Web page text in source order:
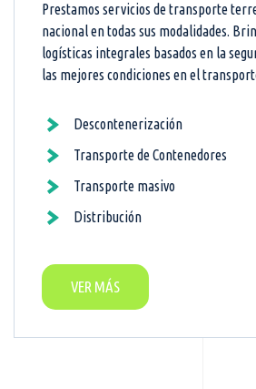
Prestamos servicios de transporte
nacional en todas sus modalidades.
logísticas integrales basados en la
las mejores condiciones en el
Descontenerización
Transporte de Contenedores
Transporte masivo
Distribución
VER MÁS